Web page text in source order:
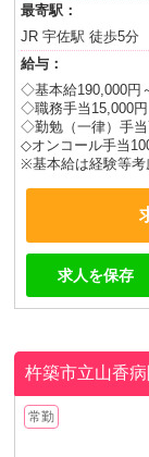
最寄駅：
JR 宇佐駅 徒歩5分
給与：
◇基本給190,000円
◇職務手当15,000円
◇勤勉（一律）手当
◇オンコール手当
※基本給は経験等考
求人を保存
杵築市立山香病
常勤